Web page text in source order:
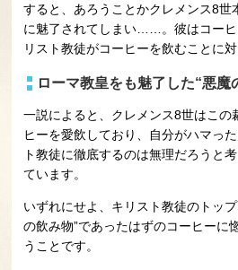
すると、あろうことかクレメンス8世
に魅了されてしまい……。彼はコーヒ
リスト教徒がコーヒーを飲むことに
ローマ教皇をも魅了した“悪魔
一説によると、クレメンス8世はこの
ヒーを愛飲しており、自分がハマっ
ト教徒に徹底するのは無理だろうと
ています。
いずれにせよ、キリスト教徒のトッ
の飲み物”であったはずのコーヒーに
うことです。